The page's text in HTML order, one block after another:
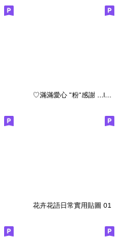
♡滿滿愛心 "粉"感謝 ...love 超多感謝!!♡
花卉花語日常實用貼圖 01